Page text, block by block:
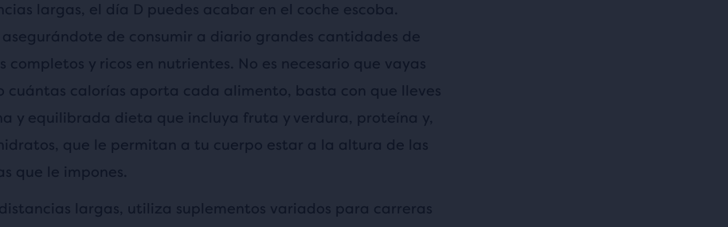
largas, el día D puedes acabar en el coche escoba.
asegurándote de consumir a diario grandes cantidades de
completos y ricos en nutrientes. No es necesario que vayas
cuántas calorías aporta cada alimento, basta con que lleves
y equilibrada dieta que incluya fruta y verdura, proteína y,
que le permitan a tu cuerpo estar a la altura de las
que le impones.
largas, utiliza suplementos variados para carreras